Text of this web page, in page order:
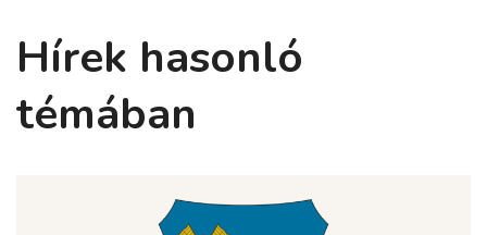
Hírek hasonló
témában